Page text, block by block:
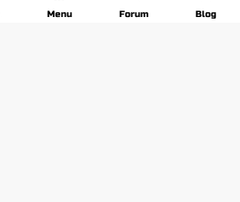
Menu Forum Blog